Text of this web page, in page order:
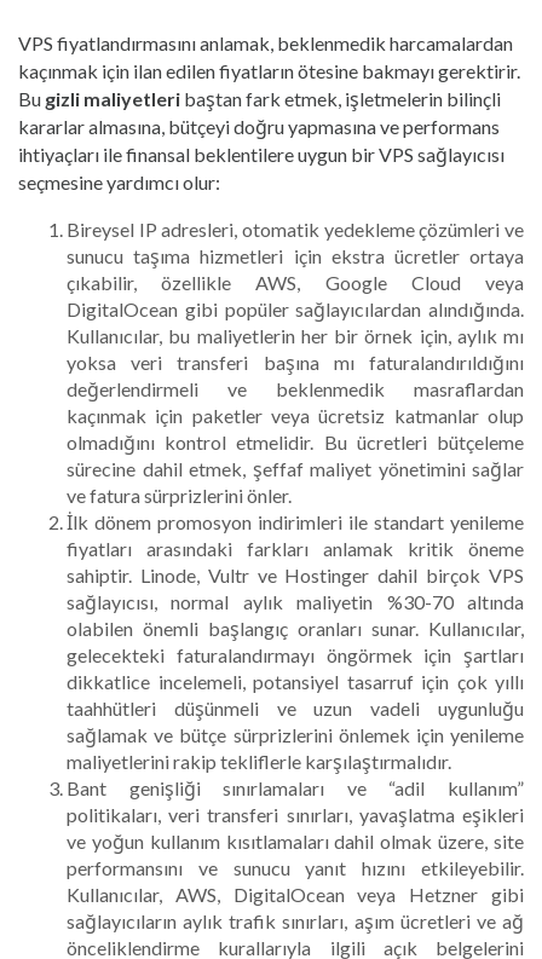
VPS fiyatlandırmasını anlamak, beklenmedik harcamalardan
kaçınmak için ilan edilen fiyatların ötesine bakmayı gerektirir.
Bu gizli maliyetleri baştan fark etmek, işletmelerin bilinçli
kararlar almasına, bütçeyi doğru yapmasına ve performans
ihtiyaçları ile finansal beklentilere uygun bir VPS sağlayıcısı
seçmesine yardımcı olur:
Bireysel IP adresleri, otomatik yedekleme çözümleri ve
sunucu taşıma hizmetleri için ekstra ücretler ortaya
çıkabilir, özellikle AWS, Google Cloud veya
DigitalOcean gibi popüler sağlayıcılardan alındığında.
Kullanıcılar, bu maliyetlerin her bir örnek için, aylık mı
yoksa veri transferi başına mı faturalandırıldığını
değerlendirmeli ve beklenmedik masraflardan
kaçınmak için paketler veya ücretsiz katmanlar olup
olmadığını kontrol etmelidir. Bu ücretleri bütçeleme
sürecine dahil etmek, şeffaf maliyet yönetimini sağlar
ve fatura sürprizlerini önler.
İlk dönem promosyon indirimleri ile standart yenileme
fiyatları arasındaki farkları anlamak kritik öneme
sahiptir. Linode, Vultr ve Hostinger dahil birçok VPS
sağlayıcısı, normal aylık maliyetin %30-70 altında
olabilen önemli başlangıç oranları sunar. Kullanıcılar,
gelecekteki faturalandırmayı öngörmek için şartları
dikkatlice incelemeli, potansiyel tasarruf için çok yıllı
taahhütleri düşünmeli ve uzun vadeli uygunluğu
sağlamak ve bütçe sürprizlerini önlemek için yenileme
maliyetlerini rakip tekliflerle karşılaştırmalıdır.
Bant genişliği sınırlamaları ve “adil kullanım”
politikaları, veri transferi sınırları, yavaşlatma eşikleri
ve yoğun kullanım kısıtlamaları dahil olmak üzere, site
performansını ve sunucu yanıt hızını etkileyebilir.
Kullanıcılar, AWS, DigitalOcean veya Hetzner gibi
sağlayıcıların aylık trafik sınırları, aşım ücretleri ve ağ
önceliklendirme kurallarıyla ilgili açık belgelerini